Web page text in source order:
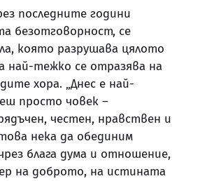
последните години
безотговорност, се
която разрушава цялото
най-тежко се отразява на
хора. „Днес е най-
просто човек –
честен, нравствен и
нека да обединим
блага дума и отношение,
на доброто, на истината